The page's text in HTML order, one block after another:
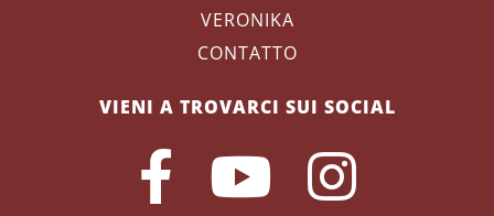
VERONIKA
CONTATTO
VIENI A TROVARCI SUI SOCIAL